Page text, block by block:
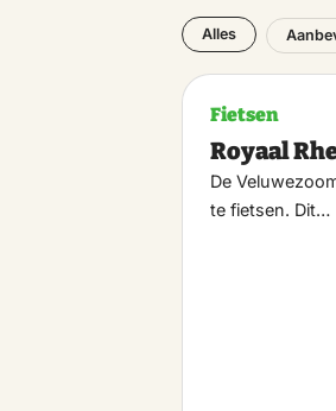
Alles
Fietsen
Royaal
De
te fietsen. Dit…